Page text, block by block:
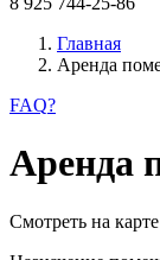
Главная
Аренда
FAQ?
Аренда
Смотреть на карте